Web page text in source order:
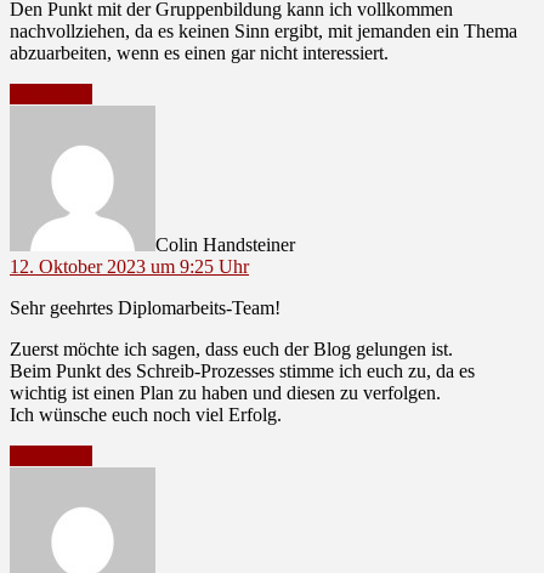
Den Punkt mit der Gruppenbildung kann ich vollkommen
nachvollziehen, da es keinen Sinn ergibt, mit jemanden ein Thema
abzuarbeiten, wenn es einen gar nicht interessiert.
Colin Handsteiner
12. Oktober 2023 um 9:25 Uhr
Sehr geehrtes Diplomarbeits-Team!
Zuerst möchte ich sagen, dass euch der Blog gelungen ist.
Beim Punkt des Schreib-Prozesses stimme ich euch zu, da es
wichtig ist einen Plan zu haben und diesen zu verfolgen.
Ich wünsche euch noch viel Erfolg.